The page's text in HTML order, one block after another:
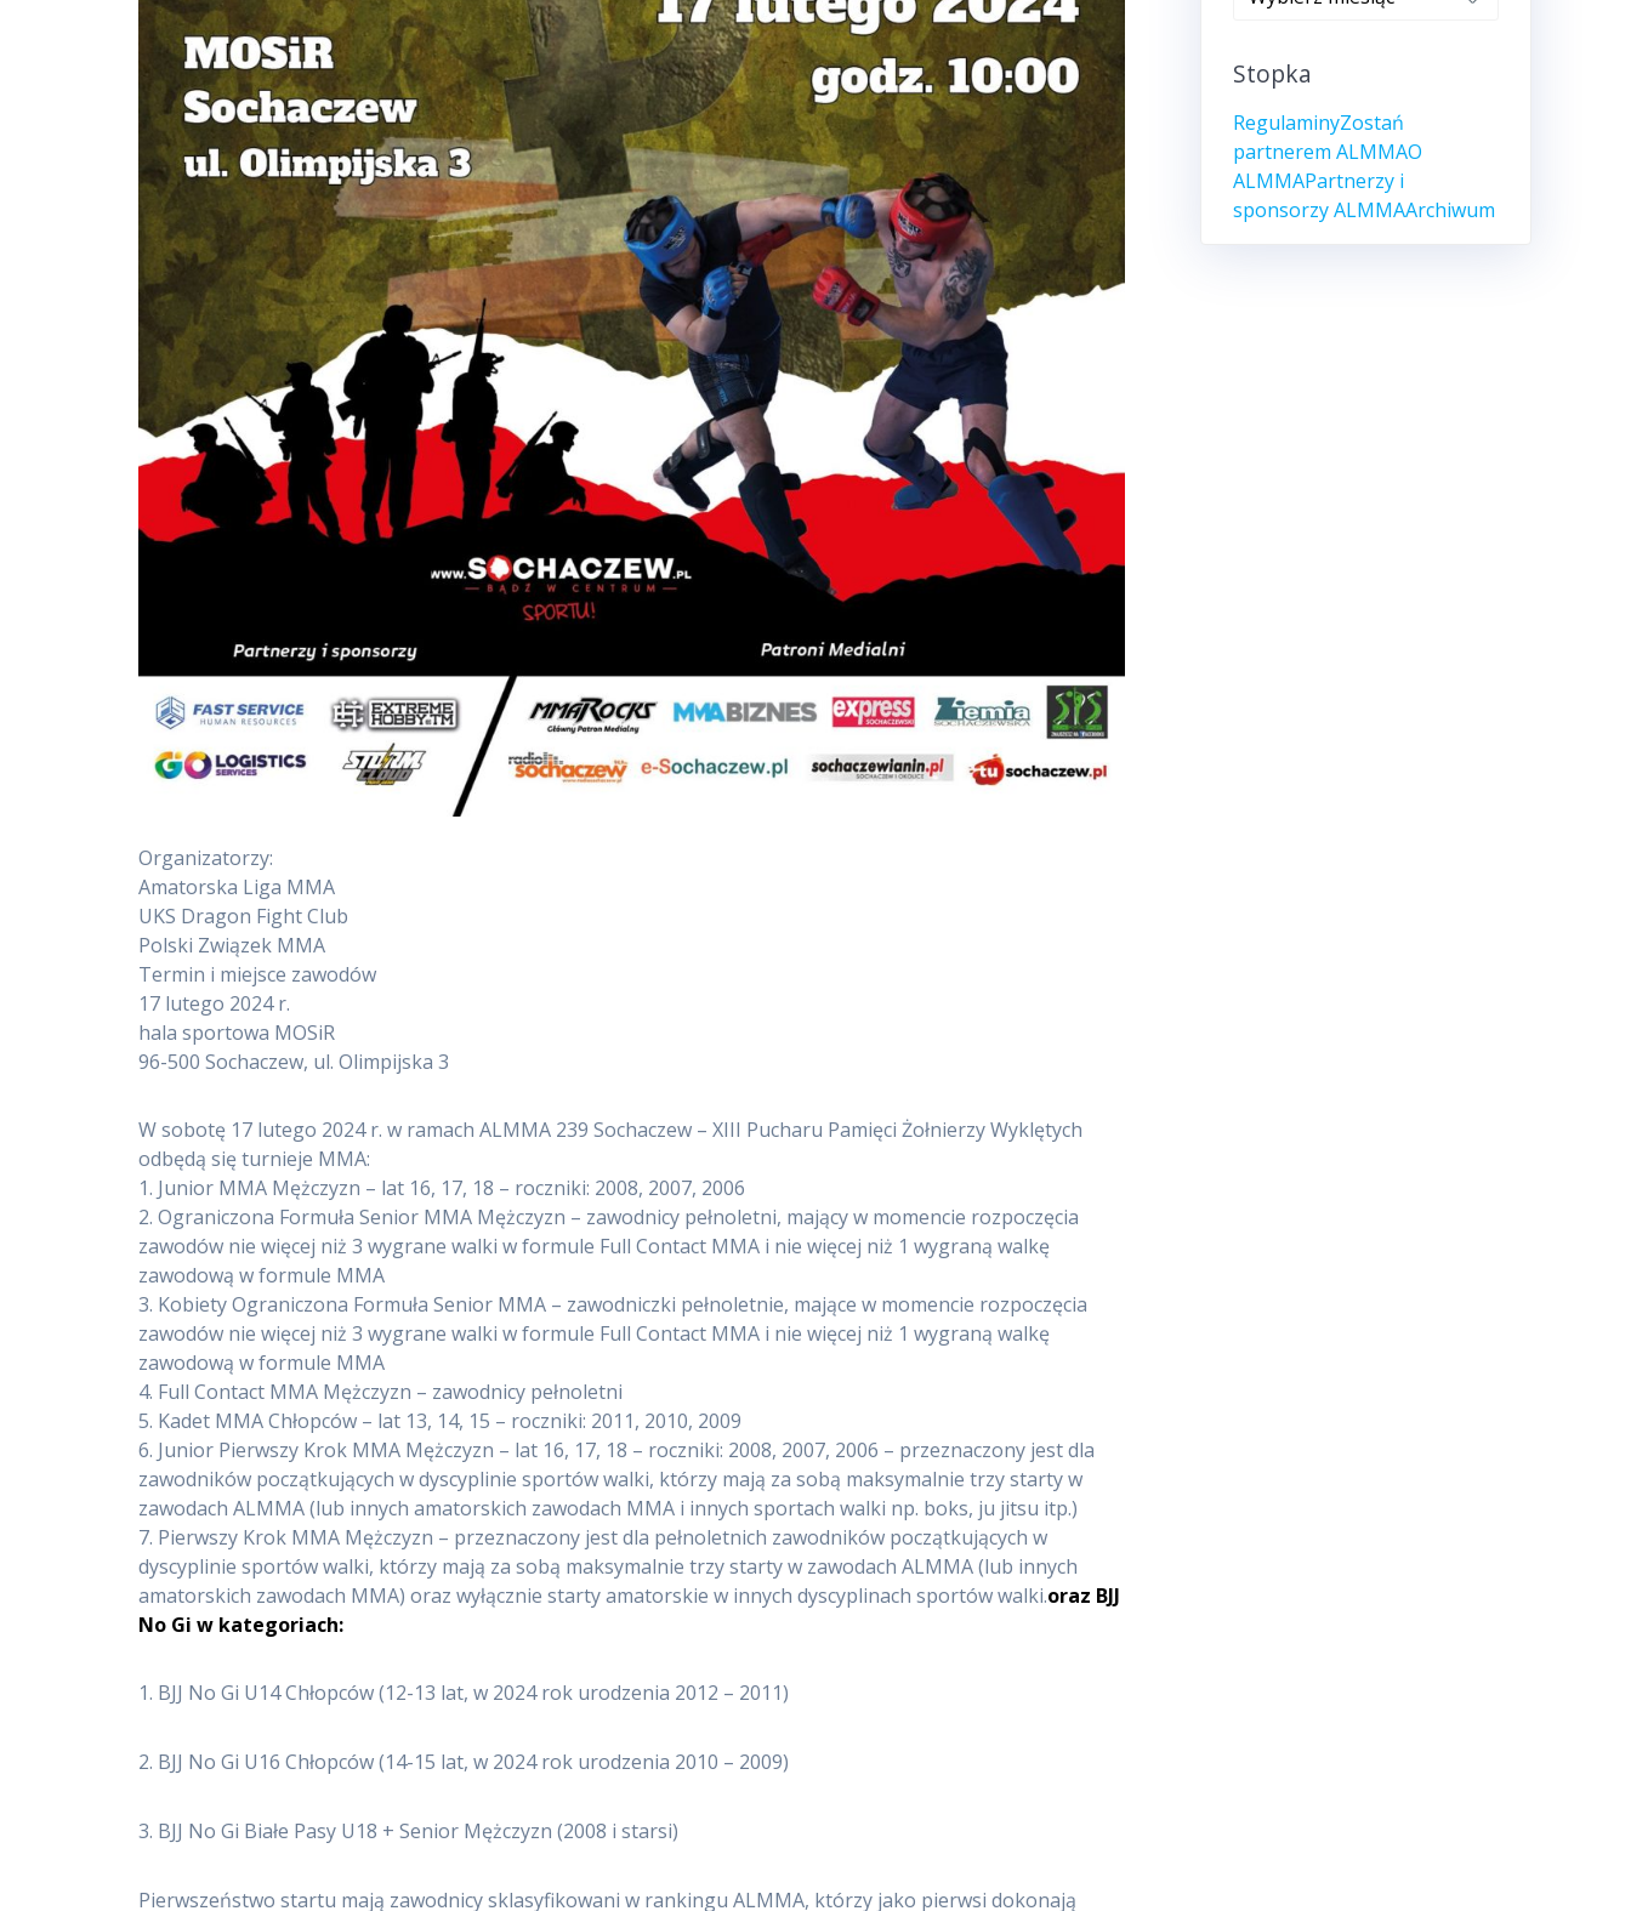
Organizatorzy:
Amatorska Liga MMA
UKS Dragon Fight Club
Polski Związek MMA
Termin i miejsce zawodów
17 lutego 2024 r.
hala sportowa MOSiR
96-500 Sochaczew, ul. Olimpijska 3
W sobotę 17 lutego 2024 r. w ramach ALMMA 239 Sochaczew – XIII Pucharu Pamięci Żołnierzy Wyklętych
odbędą się turnieje MMA:
1. Junior MMA Mężczyzn – lat 16, 17, 18 – roczniki: 2008, 2007, 2006
2. Ograniczona Formuła Senior MMA Mężczyzn – zawodnicy pełnoletni, mający w momencie rozpoczęcia
zawodów nie więcej niż 3 wygrane walki w formule Full Contact MMA i nie więcej niż 1 wygraną walkę
zawodową w formule MMA
3. Kobiety Ograniczona Formuła Senior MMA – zawodniczki pełnoletnie, mające w momencie rozpoczęcia
zawodów nie więcej niż 3 wygrane walki w formule Full Contact MMA i nie więcej niż 1 wygraną walkę
zawodową w formule MMA
4. Full Contact MMA Mężczyzn – zawodnicy pełnoletni
5. Kadet MMA Chłopców – lat 13, 14, 15 – roczniki: 2011, 2010, 2009
6. Junior Pierwszy Krok MMA Mężczyzn – lat 16, 17, 18 – roczniki: 2008, 2007, 2006 – przeznaczony jest dla
zawodników początkujących w dyscyplinie sportów walki, którzy mają za sobą maksymalnie trzy starty w
zawodach ALMMA (lub innych amatorskich zawodach MMA i innych sportach walki np. boks, ju jitsu itp.)
7. Pierwszy Krok MMA Mężczyzn – przeznaczony jest dla pełnoletnich zawodników początkujących w
dyscyplinie sportów walki, którzy mają za sobą maksymalnie trzy starty w zawodach ALMMA (lub innych
amatorskich zawodach MMA) oraz wyłącznie starty amatorskie w innych dyscyplinach sportów walki.oraz BJJ
No Gi w kategoriach:
1. BJJ No Gi U14 Chłopców (12-13 lat, w 2024 rok urodzenia 2012 – 2011)
2. BJJ No Gi U16 Chłopców (14-15 lat, w 2024 rok urodzenia 2010 – 2009)
3. BJJ No Gi Białe Pasy U18 + Senior Mężczyzn (2008 i starsi)
Pierwszeństwo startu mają zawodnicy sklasyfikowani w rankingu ALMMA, którzy jako pierwsi dokonają
zawodów
Stopka
RegulaminyZostań
partnerem ALMMAO
ALMMAPartnerzy i
sponsorzy ALMMAArchiwum